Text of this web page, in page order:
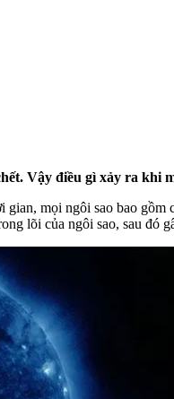
Vậy điều gì xảy ra khi
mọi ngôi sao bao
lõi của ngôi sao, sau đó